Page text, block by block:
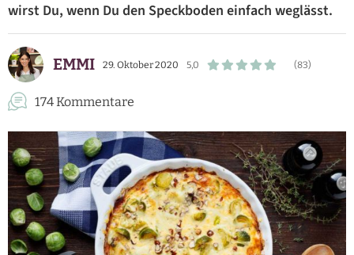
wirst Du, wenn Du den Speckboden einfach weglässt.
EMMI 29. Oktober 2020 5,0 (83)
174 Kommentare